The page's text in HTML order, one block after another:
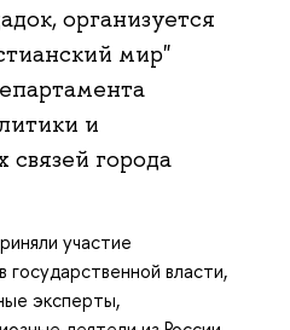
организуется
мир"
и
города
участие
государственной власти,
эксперты,